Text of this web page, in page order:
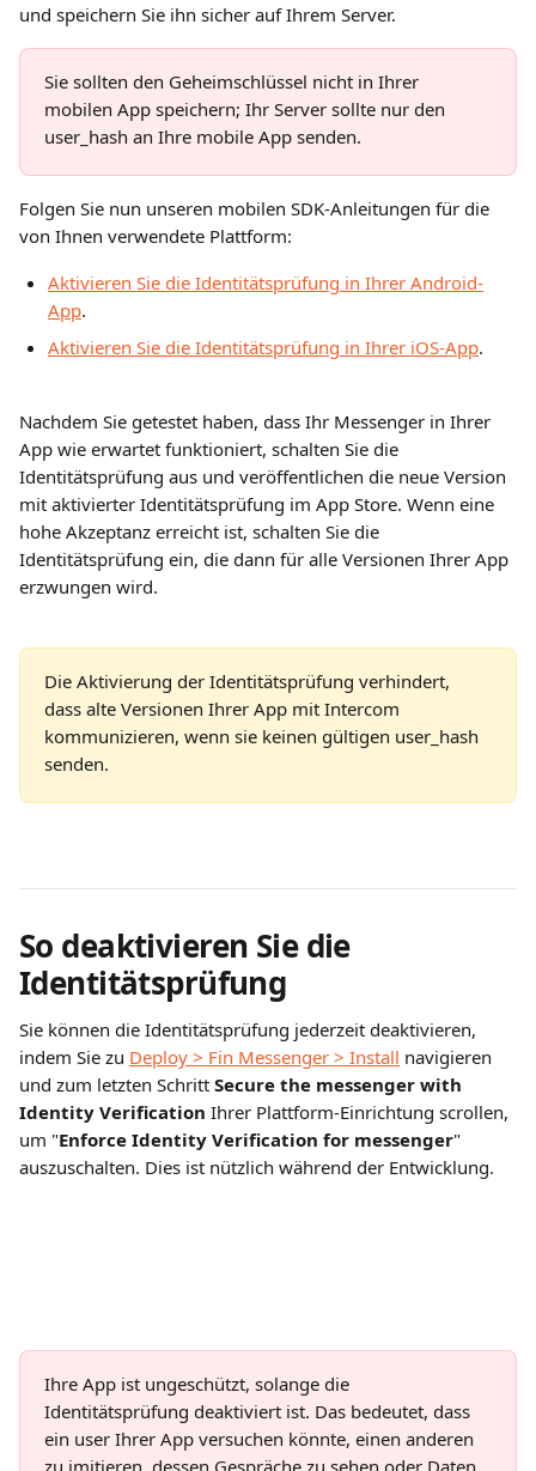
und speichern Sie ihn sicher auf Ihrem Server.
Sie sollten den Geheimschlüssel nicht in Ihrer
mobilen App speichern; Ihr Server sollte nur den
user_hash an Ihre mobile App senden.
Folgen Sie nun unseren mobilen SDK-Anleitungen für die
von Ihnen verwendete Plattform:
Aktivieren Sie die Identitätsprüfung in Ihrer Android-
App.
Aktivieren Sie die Identitätsprüfung in Ihrer iOS-App.
Nachdem Sie getestet haben, dass Ihr Messenger in Ihrer
App wie erwartet funktioniert, schalten Sie die
Identitätsprüfung aus und veröffentlichen die neue Version
mit aktivierter Identitätsprüfung im App Store. Wenn eine
hohe Akzeptanz erreicht ist, schalten Sie die
Identitätsprüfung ein, die dann für alle Versionen Ihrer App
erzwungen wird.
Die Aktivierung der Identitätsprüfung verhindert,
dass alte Versionen Ihrer App mit Intercom
kommunizieren, wenn sie keinen gültigen user_hash
senden.
So deaktivieren Sie die
Identitätsprüfung
Sie können die Identitätsprüfung jederzeit deaktivieren,
indem Sie zu Deploy > Fin Messenger > Install navigieren
und zum letzten Schritt Secure the messenger with
Identity Verification Ihrer Plattform-Einrichtung scrollen,
um "Enforce Identity Verification for messenger"
auszuschalten. Dies ist nützlich während der Entwicklung.
Ihre App ist ungeschützt, solange die
Identitätsprüfung deaktiviert ist. Das bedeutet, dass
ein user Ihrer App versuchen könnte, einen anderen
zu imitieren, dessen Gespräche zu sehen oder Daten